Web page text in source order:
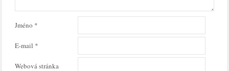
Jméno *
E-mail *
Webová stránka